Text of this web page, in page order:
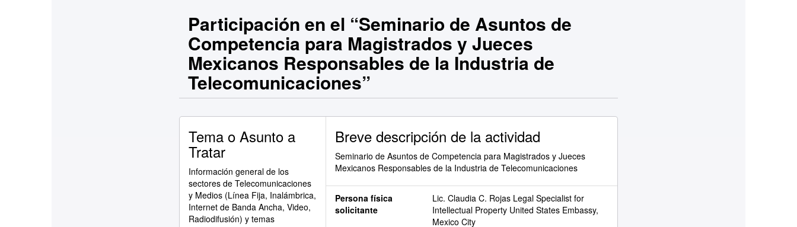
Participación en el “Seminario de Asuntos de
Competencia para Magistrados y Jueces
Mexicanos Responsables de la Industria de
Telecomunicaciones”
Tema o Asunto a
Tratar
Información general de los
sectores de Telecomunicaciones
y Medios (Línea Fija, Inalámbrica,
Internet de Banda Ancha, Video,
Radiodifusión) y temas
Breve descripción de la actividad
Seminario de Asuntos de Competencia para Magistrados y Jueces
Mexicanos Responsables de la Industria de Telecomunicaciones
Persona física
solicitante
Lic. Claudia C. Rojas Legal Specialist for
Intellectual Property United States Embassy,
Mexico City